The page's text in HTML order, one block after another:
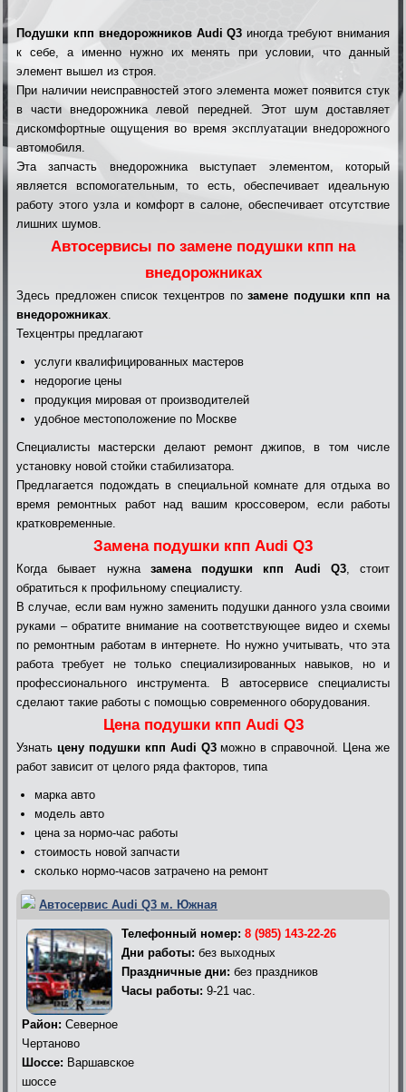
Подушки кпп внедорожников Audi Q3 иногда требуют внимания
к себе, а именно нужно их менять при условии, что данный
элемент вышел из строя.
При наличии неисправностей этого элемента может появится стук
в части внедорожника левой передней. Этот шум доставляет
дискомфортные ощущения во время эксплуатации внедорожного
автомобиля.
Эта запчасть внедорожника выступает элементом, который
является вспомогательным, то есть, обеспечивает идеальную
работу этого узла и комфорт в салоне, обеспечивает отсутствие
лишних шумов.
Автосервисы по замене подушки кпп на
внедорожниках
Здесь предложен список техцентров позамене подушки кпп на
внедорожниках
Техцентры предлагают
услуги квалифицированных мастеров
недорогие цены
продукция мировая от производителей
удобное местоположение по Москве
Специалисты мастерски делают ремонт джипов, в том числе
установку новой стойки стабилизатора.
Предлагается подождать в специальной комнате для отдыха во
время ремонтных работ над вашим кроссовером, если работы
кратковременные.
Замена подушки кпп Audi Q3
Когда бывает нужна замена подушки кпп Audi Q3, стоит
обратиться к профильному специалисту.
В случае, если вам нужно заменить подушки данного узла своими
руками – обратите внимание на соответствующее видео и схемы
по ремонтным работам в интернете. Но нужно учитывать, что эта
работа требует не только специализированных навыков, но и
профессионального инструмента. В автосервисе специалисты
сделают такие работы с помощью современного оборудования.
Цена подушки кпп Audi Q3
Узнать цену подушки кпп Audi Q3можно в справочной. Цена же
работ зависит от целого ряда факторов, типа
марка авто
модель авто
цена за нормо-час работы
стоимость новой запчасти
сколько нормо-часов затрачено на ремонт
Автосервис Audi Q3 м. Южная
Телефонный номер: 8 (985) 143-22-26
Дни работы: без выходных
Праздничные дни: без праздников
Часы работы: 9-21 час.
Район: Северное
Чертаново
Шоссе: Варшавское
шоссе